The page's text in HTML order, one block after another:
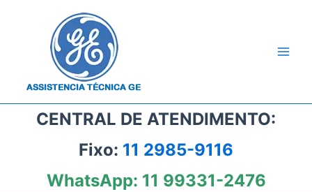
CENTRAL DE ATENDIMENTO:
Fixo: 11 2985-9116
WhatsApp: 11 99331-2476